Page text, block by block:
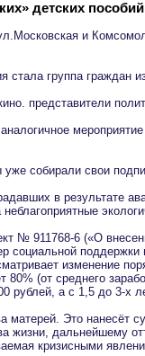
детских
и
стала группа граждан
представители
собирали свои
в результате
№ 911768-6 («О
изменение
(от среднего
рублей, а с 1,5 до 3-х
Это нанесёт
жизни, дальнейшему
кризисными